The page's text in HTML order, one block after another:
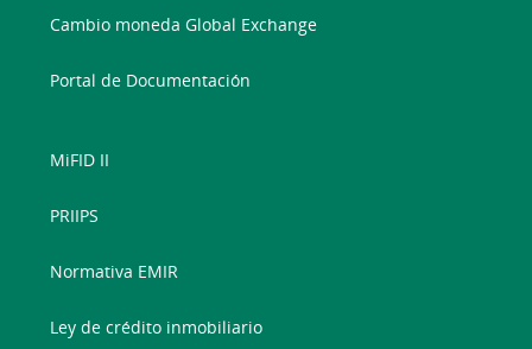
Cambio moneda Global Exchange
Portal de Documentación
MiFID II
PRIIPS
Normativa EMIR
Ley de crédito inmobiliario